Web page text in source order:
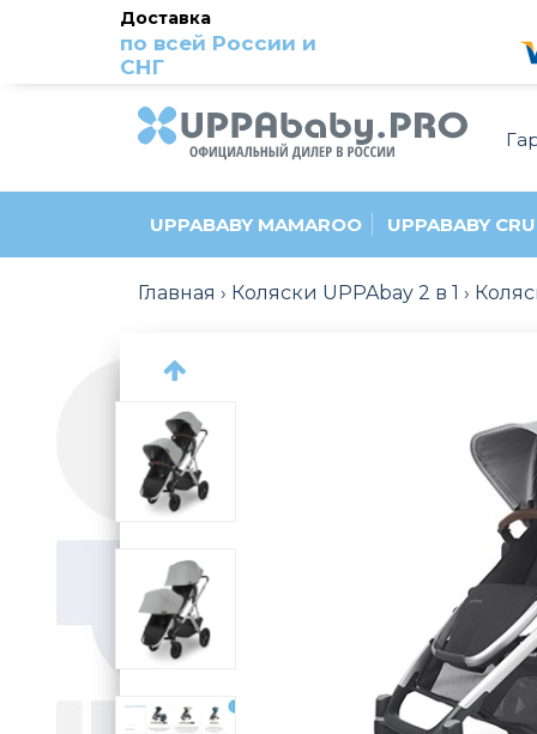
Доставка
по всей России и
СНГ
UPPABABY MAMAROO UPPABABY
Главная Коляски UPPAbay 2 в 1